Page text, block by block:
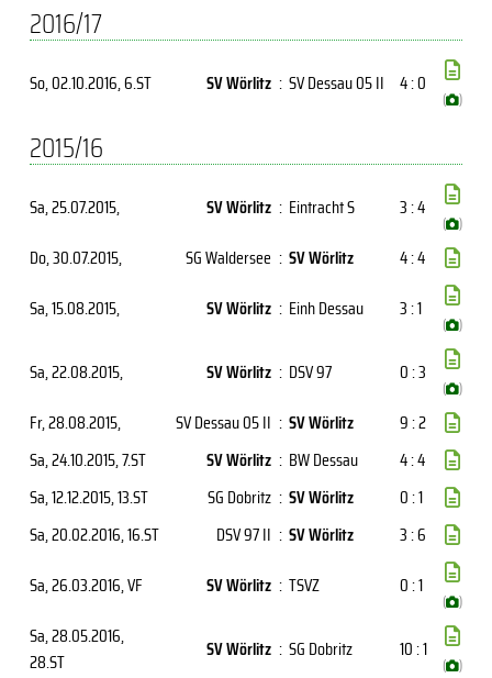
2016/17
So, 02.10.2016, 6.ST SV Wörlitz : SV Dessau 05 II 4 : 0
( )
2015/16
Sa, 25.07.2015, SV Wörlitz : Eintracht S 3 : 4
( )
Do, 30.07.2015, SG Waldersee : SV Wörlitz
4 : 4
Sa, 15.08.2015, SV Wörlitz : Einh Dessau 3 : 1
( )
Sa, 22.08.2015, SV Wörlitz : DSV 97 0 : 3
( )
Fr, 28.08.2015, SV Dessau 05 II : SV Wörlitz
9 : 2
Sa, 24.10.2015, 7.ST SV Wörlitz : BW Dessau
4 : 4
Sa, 12.12.2015, 13.ST SG Dobritz : SV Wörlitz
0 : 1
Sa, 20.02.2016, 16.ST DSV 97 II : SV Wörlitz
3 : 6
Sa, 26.03.2016, VF SV Wörlitz : TSVZ 0 : 1
( )
Sa, 28.05.2016,
28.ST
SV Wörlitz : SG Dobritz 10 : 1
( )